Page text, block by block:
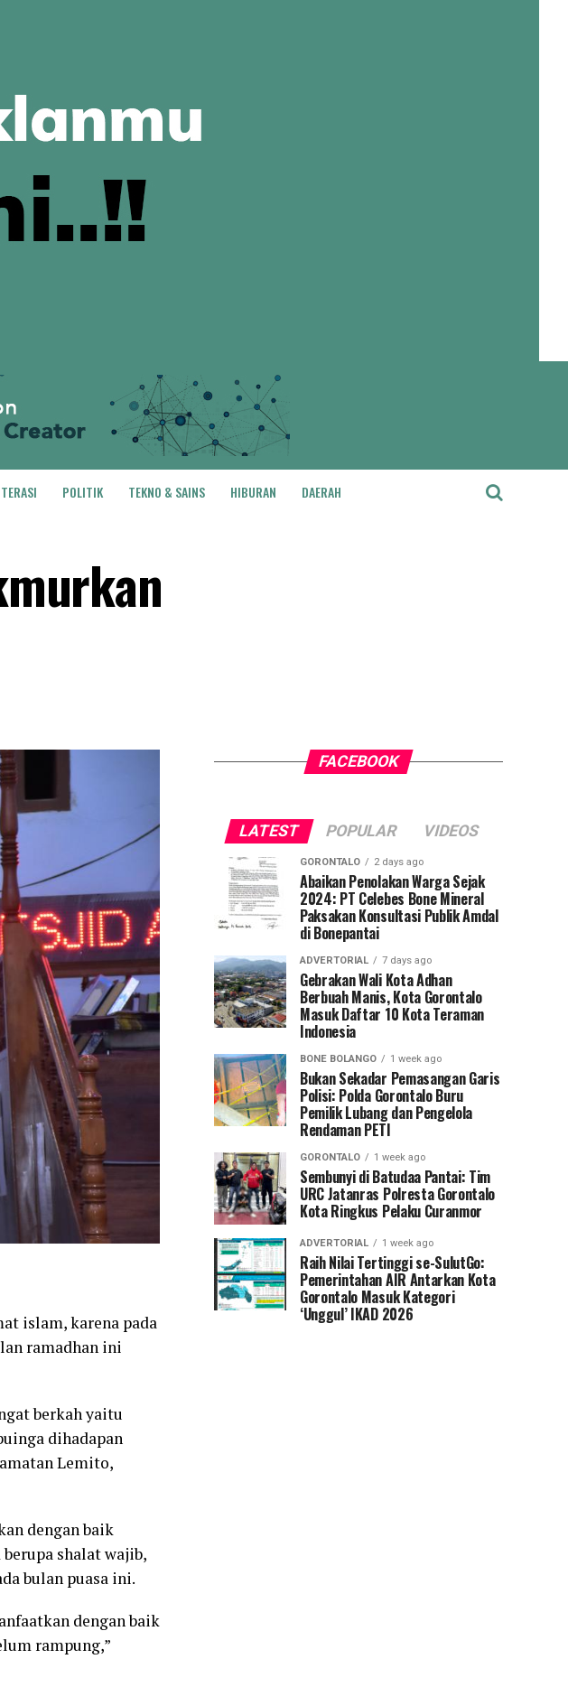
POLITIK TEKNO & SAINS HIBURAN DAERAH
islam, karena pada
ramadhan ini
berkah yaitu
dihadapan
Lemito,
dengan baik
shalat wajib,
bulan puasa ini.
dengan baik
rampung,”
FACEBOOK
LATEST POPULAR VIDEOS
GORONTALO 2 days ago
Abaikan Penolakan Warga Sejak
2024: PT Celebes Bone Mineral
Paksakan Konsultasi Publik Amdal
di Bonepantai
ADVERTORIAL 7 days ago
Gebrakan Wali Kota Adhan
Berbuah Manis, Kota Gorontalo
Masuk Daftar 10 Kota Teraman
Indonesia
BONE BOLANGO 1 week ago
Bukan Sekadar Pemasangan Garis
Polisi: Polda Gorontalo Buru
Pemilik Lubang dan Pengelola
Rendaman PETI
GORONTALO 1 week ago
Sembunyi di Batudaa Pantai: Tim
URC Jatanras Polresta Gorontalo
Kota Ringkus Pelaku Curanmor
ADVERTORIAL 1 week ago
Raih Nilai Tertinggi se-SulutGo:
Pemerintahan AIR Antarkan Kota
Gorontalo Masuk Kategori
‘Unggul’ IKAD 2026